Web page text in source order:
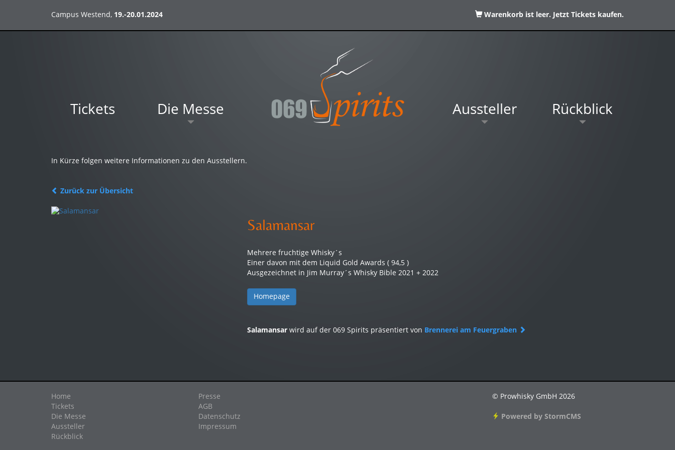
Campus Westend, 19.-20.01.2024 Warenkorb ist leer. Jetzt Tickets kaufen.
Tickets Die Messe Aussteller Rückblick
In Kürze folgen weitere Informationen zu den Ausstellern.
Zurück zur Übersicht
Salamansar
Mehrere fruchtige Whisky´s
Einer davon mit dem Liquid Gold Awards ( 94,5 )
Ausgezeichnet in Jim Murray´s Whisky Bible 2021 + 2022
Homepage
Salamansar wird auf der 069 Spirits präsentiert von Brennerei am Feuergraben
Home
Tickets
Die Messe
Aussteller
Rückblick
Presse
AGB
Datenschutz
Impressum
© Prowhisky GmbH 2026
Powered by StormCMS